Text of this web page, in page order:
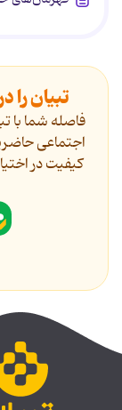
تبیان
فاصله شما با
اجتماعی
کیفیت در